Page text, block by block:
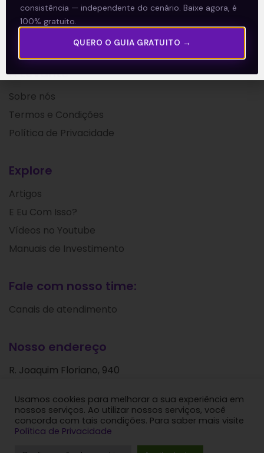
A Levante
Sobre nós
Termos e Condições
Política de Privacidade
Explore
Artigos
E Eu Com Isso?
Vídeos no Youtube
Manuais de Investimento
Fale com nosso time:
Canais de atendimento
Nosso endereço
R. Joaquim Floriano, 940
São Paulo - SP
CEP: 04534-004
Usamos cookies para melhorar a sua experiência em
nossos serviços. Ao utilizar nossos serviços, você
concorda com tais condições. Para saber mais visite
Política de Privacidade
consistência — independente do cenário. Baixe agora, é
100% gratuito.
QUERO O GUIA GRATUITO →